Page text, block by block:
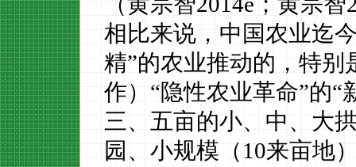
相比来说，中国农业迄
精”的农业推动的，特别
作）“隐性农业革命”的“
三、五亩的小、中、大
园、小规模（10来亩地